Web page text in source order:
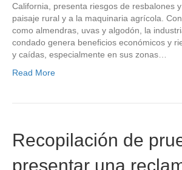
California, presenta riesgos de resbalones
paisaje rural y a la maquinaria agrícola.
como almendras, uvas y algodón, la
condado genera beneficios económicos y
y caídas, especialmente en sus zonas…
Read More
Recopilación de
presentar una